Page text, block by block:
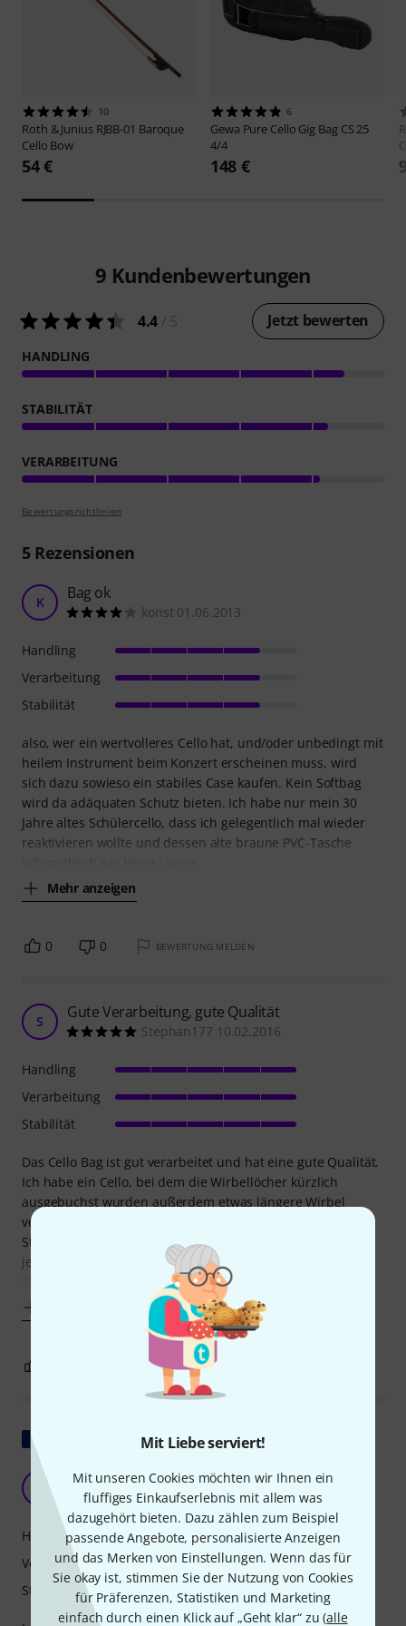
Mit Liebe serviert!
Mit unseren Cookies möchten wir Ihnen ein
fluffiges Einkaufserlebnis mit allem was
dazugehört bieten. Dazu zählen zum Beispiel
passende Angebote, personalisierte Anzeigen
und das Merken von Einstellungen. Wenn das für
Sie okay ist, stimmen Sie der Nutzung von Cookies
für Präferenzen, Statistiken und Marketing
einfach durch einen Klick auf „Geht klar“ zu (alle
10
Roth & Junius RJBB-01 Baroque
Cello Bow
54 €
6
Gewa Pure Cello Gig Bag CS 25
4/4
148 €
9 Kundenbewertungen
4.4 Jetzt bewerten
HANDLING
STABILITÄT
VERARBEITUNG
Bewertungsrichtlinien
5Rezensionen
K Bag ok
konst 01.06.2013
also, wer ein wertvolleres Cello hat, und/oder unbedingt mit
heilem Instrument beim Konzert erscheinen muss, wird
sich dazu sowieso ein stabiles Case kaufen. Kein Softbag
wird da adäquaten Schutz bieten. Ich habe nur mein 30
Jahre altes Schülercello, dass ich gelegentlich mal wieder
reaktivieren wollte und dessen alte braune PVC-Tasche
Mehr anzeigen
Handling
Verarbeitung
Stabilität
0 0 BEWERTUNG MELDEN
S Gute Verarbeitung, gute Qualität
Stephan177 10.02.2016
Das Cello Bag ist gut verarbeitet und hat eine gute Qualität.
Ich habe ein Cello, bei dem die Wirbellöcher kürzlich
ausgebuchst wurden außerdem etwas längere Wirbel
verwendet wurden. Der größere Platzanspruch an dieser
Stelle ist für dieses Bag kein Problem. Das ist nicht bei
jedem Bag so. Ich hatte schon welche, die genau an dieser
Stelle zu eng sind. Die Fächer, die
Handling
Verarbeitung
Stabilität
BEWERTUNG MELDEN
Original zeigen
Gutes, preiswertes Haus
Origine 06.10.2012
Handling
Verarbeitung
Stabilität